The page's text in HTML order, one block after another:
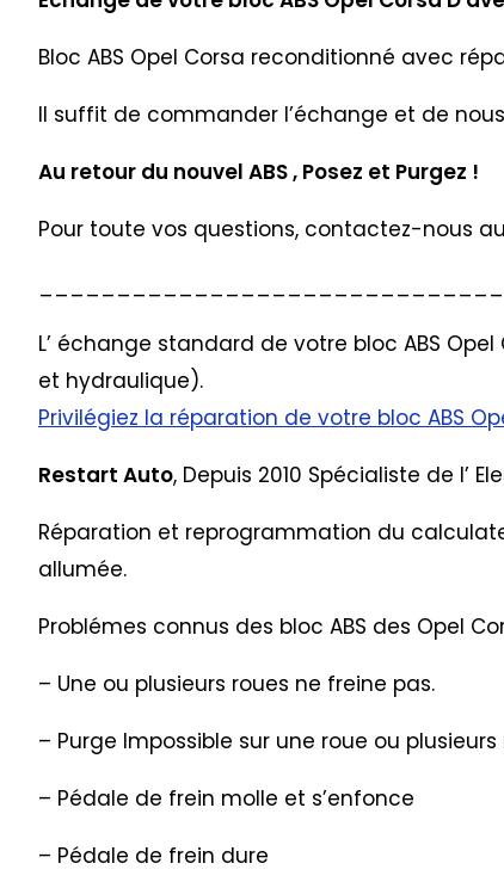
Bloc ABS Opel Corsa reconditionné avec
Il suffit de commander l’échange et de
Au retour du nouvel ABS , Posez et Purgez !
Pour toute vos questions, contactez-nous au
L’ échange standard de votre bloc ABS
et hydraulique).
Privilégiez la réparation de votre bloc ABS
Restart Auto, Depuis 2010 Spécialiste de l’
Réparation et reprogrammation du
allumée.
Problémes connus des bloc ABS des Opel
– Une ou plusieurs roues ne freine pas.
– Purge Impossible sur une roue ou plusieurs
– Pédale de frein molle et s’enfonce
– Pédale de frein dure